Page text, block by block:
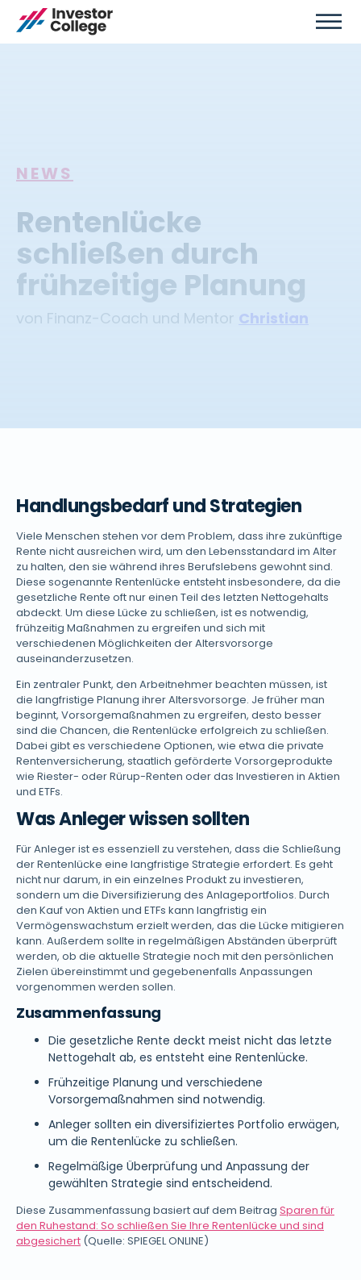
NEWS
Rentenlücke
schließen durch
frühzeitige Planung
von Finanz-Coach und Mentor Christian
Handlungsbedarf und Strategien
Viele Menschen stehen vor dem Problem, dass ihre zukünftige
Rente nicht ausreichen wird, um den Lebensstandard im Alter
zu halten, den sie während ihres Berufslebens gewohnt sind.
Diese sogenannte Rentenlücke entsteht insbesondere, da die
gesetzliche Rente oft nur einen Teil des letzten Nettogehalts
abdeckt. Um diese Lücke zu schließen, ist es notwendig,
frühzeitig Maßnahmen zu ergreifen und sich mit
verschiedenen Möglichkeiten der Altersvorsorge
auseinanderzusetzen.
Ein zentraler Punkt, den Arbeitnehmer beachten müssen, ist
die langfristige Planung ihrer Altersvorsorge. Je früher man
beginnt, Vorsorgemaßnahmen zu ergreifen, desto besser
sind die Chancen, die Rentenlücke erfolgreich zu schließen.
Dabei gibt es verschiedene Optionen, wie etwa die private
Rentenversicherung, staatlich geförderte Vorsorgeprodukte
wie Riester- oder Rürup-Renten oder das Investieren in Aktien
und ETFs.
Was Anleger wissen sollten
Für Anleger ist es essenziell zu verstehen, dass die Schließung
der Rentenlücke eine langfristige Strategie erfordert. Es geht
nicht nur darum, in ein einzelnes Produkt zu investieren,
sondern um die Diversifizierung des Anlageportfolios. Durch
den Kauf von Aktien und ETFs kann langfristig ein
Vermögenswachstum erzielt werden, das die Lücke mitigieren
kann. Außerdem sollte in regelmäßigen Abständen überprüft
werden, ob die aktuelle Strategie noch mit den persönlichen
Zielen übereinstimmt und gegebenenfalls Anpassungen
vorgenommen werden sollen.
Zusammenfassung
Die gesetzliche Rente deckt meist nicht das letzte
Nettogehalt ab, es entsteht eine Rentenlücke.
Frühzeitige Planung und verschiedene
Vorsorgemaßnahmen sind notwendig.
Anleger sollten ein diversifiziertes Portfolio erwägen,
um die Rentenlücke zu schließen.
Regelmäßige Überprüfung und Anpassung der
gewählten Strategie sind entscheidend.
Diese Zusammenfassung basiert auf dem Beitrag Sparen für
den Ruhestand: So schließen Sie Ihre Rentenlücke und sind
abgesichert (Quelle: SPIEGEL ONLINE)